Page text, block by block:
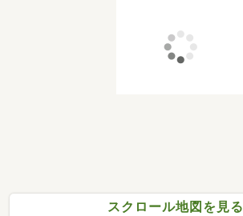
スクロール地図を見る